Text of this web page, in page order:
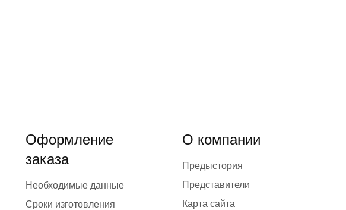
Оформление
заказа
Необходимые данные
Сроки изготовления
О компании
Предыстория
Представители
Карта сайта